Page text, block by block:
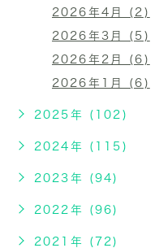
2026年4月 (2)
2026年3月 (5)
2026年2月 (6)
2026年1月 (6)
2025年 (102)
2024年 (115)
2023年 (94)
2022年 (96)
2021年 (72)